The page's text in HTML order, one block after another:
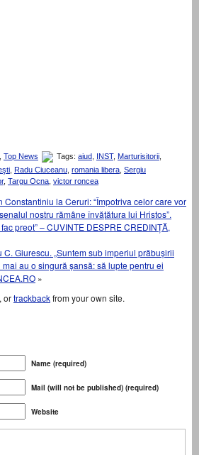
Top News Tags: aiud INST, Marturisitorii
, Radu Ciuceanu, romania libera, Sergiu
, Targu Ocna, victor roncea
Constantiniu la Ceruri: “Împotriva celor care vor
nostru rămâne învățătura lui Hristos”.
preot” – CUVINTE DESPRE CREDINȚĂ,
Giurescu. „Suntem sub imperiul prăbușirii
au o singură șansă: să lupte pentru ei
»
, ortrackbackfrom your own site.
Name (required)
Mail (will not be published) (required)
Website